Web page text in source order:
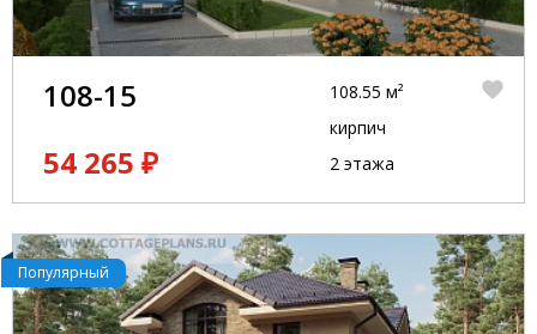
108-15
54 265 ₽
108.55 м²
кирпич
2 этажа
Популярный